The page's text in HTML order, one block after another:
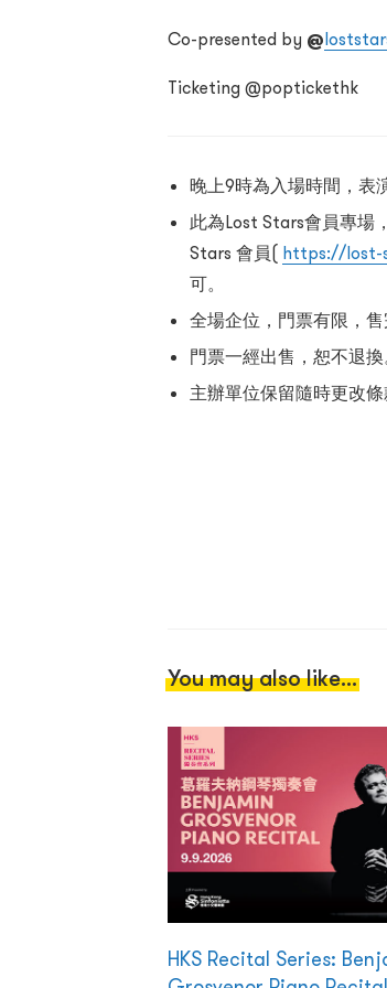
Co-presented by @
Ticketing @poptickethk
晚上9時為入場時間，表
此為Lost Stars會員專場
Stars 會員( https://lost-
可。
全場企位，門票有限，售
門票一經出售，恕不退換
主辦單位保留隨時更改
You may also like...
HKS Recital Series: